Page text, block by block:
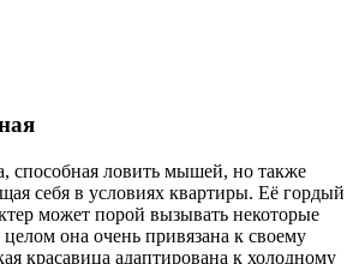
способная ловить мышей, но также
себя в условиях квартиры. Её гордый
может порой вызывать некоторые
она очень привязана к своему
красавица адаптирована к холодному